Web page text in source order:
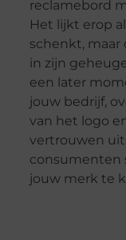
reclamebord
Het lijkt erop
schenkt,
in zijn
een later
jouw bedrijf,
van het logo
vertrouwen
consumenten
jouw merk te